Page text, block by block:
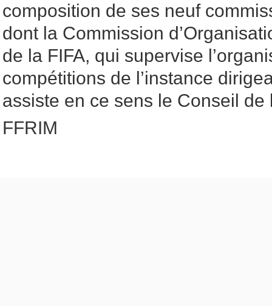
composition de ses neuf
dont la Commission
de la FIFA, qui supervise
compétitions de l’instance
assiste en ce sens le Conseil de
FFRIM